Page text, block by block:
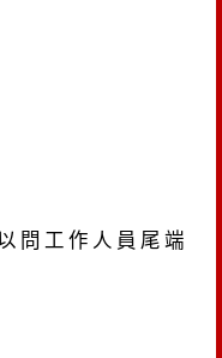
問工作人員尾端